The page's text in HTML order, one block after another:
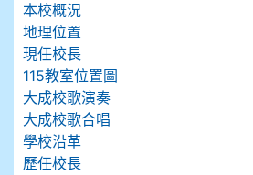
本校概況
地理位置
現任校長
115教室位置圖
大成校歌演奏
大成校歌合唱
學校沿革
歷任校長